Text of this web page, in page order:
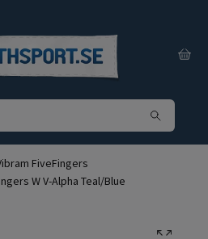
FiveFingers
W V-Alpha Teal/Blue